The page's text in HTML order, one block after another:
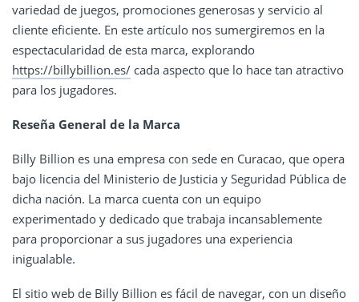
variedad de juegos, promociones generosas y servicio al
cliente eficiente. En este artículo nos sumergiremos en la
espectacularidad de esta marca, explorando
https://billybillion.es/ cada aspecto que lo hace tan atractivo
para los jugadores.
Reseña General de la Marca
Billy Billion es una empresa con sede en Curacao, que opera
bajo licencia del Ministerio de Justicia y Seguridad Pública de
dicha nación. La marca cuenta con un equipo
experimentado y dedicado que trabaja incansablemente
para proporcionar a sus jugadores una experiencia
inigualable.
El sitio web de Billy Billion es fácil de navegar, con un diseño